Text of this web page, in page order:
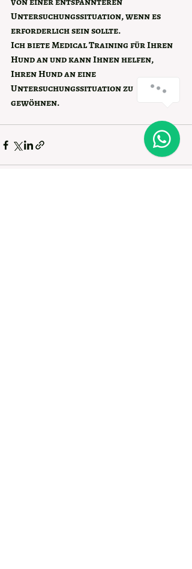
Untersuchungssituation, wenn es
erforderlich sein sollte.
Ich biete Medical Training für Ihren
Hund an und kann Ihnen helfen,
Ihren Hund an eine
Untersuchungssituation zu
gewöhnen.